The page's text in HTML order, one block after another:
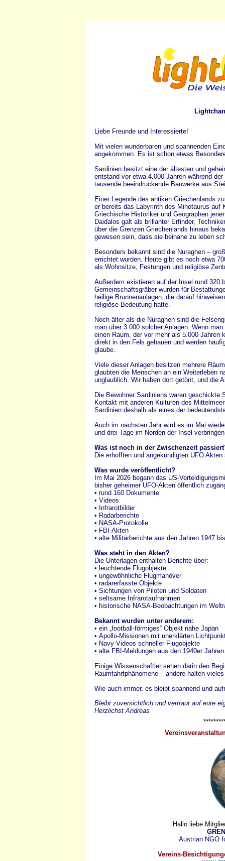
Liebe Freunde und Interessierte!
Mit vielen wunderbaren und spannenden
angekommen. Es ist schon etwas
Sardinien besitzt eine der ältesten und
entstand vor etwa 4.000 Jahren während
tausende beeindruckende Bauwerke aus
Einer Legende des antiken Griechenlands
er bereits das Labyrinth des Minotaurus auf
Griechische Historiker und Geographen
Daidalos galt als brillanter Erfinder,
über die Grenzen Griechenlands hinaus
gewesen sein, dass sie beinahe zu leben
Besonders bekannt sind die Nuraghen –
errichtet wurden. Heute gibt es noch etwa
als Wohnsitze, Festungen und religiöse
Außerdem existieren auf der Insel rund 320
Gemeinschaftsgräber wurden für
heilige Brunnenanlagen, die darauf
religiöse Bedeutung hatte.
Noch älter als die Nuraghen sind die
man über 3.000 solcher Anlagen. Wenn
einen Raum, der vor mehr als 5.000 Jahren
direkt in den Fels gehauen und werden
glaube.
Viele dieser Anlagen besitzen mehrere
glaubten die Menschen an ein Weiterleben
unglaublich. Wir haben dort getönt, und die
Die Bewohner Sardiniens waren geschickte
Kontakt mit anderen Kulturen des
Sardinien deshalb als eines der
Auch im nächsten Jahr wird es im Mai
und drei Tage im Norden der Insel
Was ist noch in der Zwischenzeit
Die erhofften und angekündigten UFO
Was wurde veröffentlicht?
Im Mai 2026 begann das US-
bisher geheimer UFO-Akten öffentlich
• rund 160 Dokumente
• Videos
• Infrarotbilder
• Radarberichte
• NASA-Protokolle
• FBI-Akten
• alte Militärberichte aus den Jahren 1947
Was steht in den Akten?
Die Unterlagen enthalten Berichte über:
• leuchtende Flugobjekte
• ungewöhnliche Flugmanöver
• radarerfasste Objekte
• Sichtungen von Piloten und Soldaten
• seltsame Infrarotaufnahmen
• historische NASA-Beobachtungen im
Bekannt wurden unter anderem:
• ein „football-förmiges“ Objekt nahe Japan
• Apollo-Missionen mit unerklärten
• Navy-Videos schneller Flugobjekte
• alte FBI-Meldungen aus den 1940er
Einige Wissenschaftler sehen darin den
Raumfahrtphänomene – andere halten
Wie auch immer, es bleibt spannend und
Bleibt zuversichtlich und vertraut auf eure
Herzlichst Andreas
Hallo liebe
Austrian NGO
Vereins-